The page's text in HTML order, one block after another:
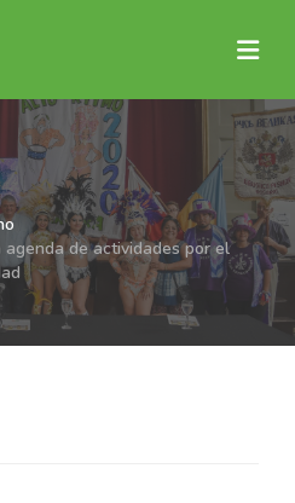
de actividades por el